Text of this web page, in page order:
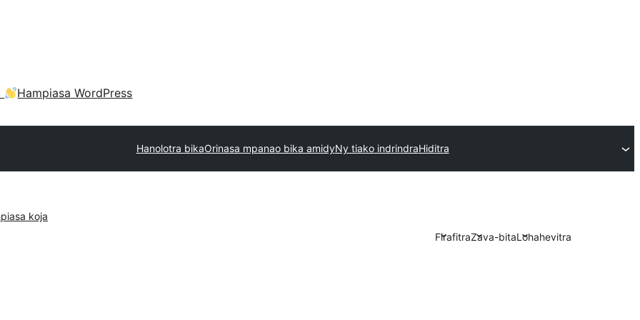
Hampiasa WordPress
Hanolotra bikaOrinasa mpanao bika amidyNy tiako indrindraHiditra
koja
FirafitraZava-bitaLohahevitra